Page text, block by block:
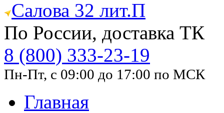
Салова 32 лит.П
По России, доставка ТК
8 (800) 333-23-19
Пн-Пт, с 09:00 до 17:00 по МСК
Главная